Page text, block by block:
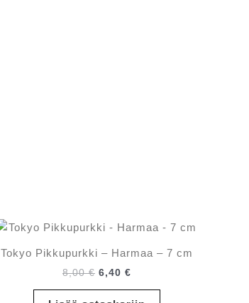
Tokyo Pikkupurkki – Harmaa – 7 cm
8,00€ Alkuperäinen
6,40 €